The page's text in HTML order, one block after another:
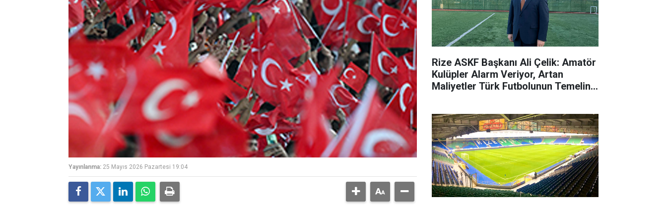
Yayınlanma: 25 Mayıs 2026 Pazartesi 19:04
Rize ASKF Başkanı Ali Çelik: Amatör
Kulüpler Alarm Veriyor, Artan
Maliyetler Türk Futbolunun Temeline